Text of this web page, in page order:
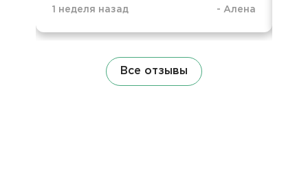
1 неделя назад - Алена
Все отзывы